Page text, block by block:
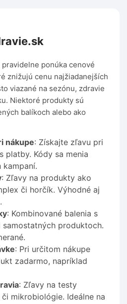
ponúka cenové
znižujú cenu najžiadanejších
viazané na sezónu, zdravie
Niektoré produkty sú
balíkoch alebo ako
nákupe: Získajte zľavu pri
platby. Kódy sa menia
kampaní.
: Zľavy na produkty ako
či horčík. Výhodné aj
: Kombinované balenia s
produktoch.
: Pri určitom nákupe
zadarmo, napríklad
: Zľavy na testy
mikrobiológie. Ideálne na